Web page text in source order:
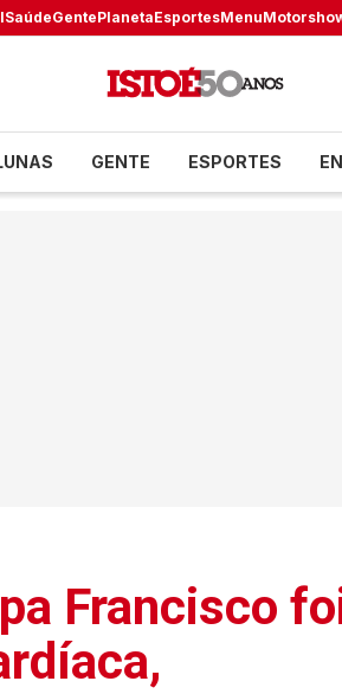
SaúdeGentePlanetaEsportesMenu
GENTE ESPORTES
Francisco